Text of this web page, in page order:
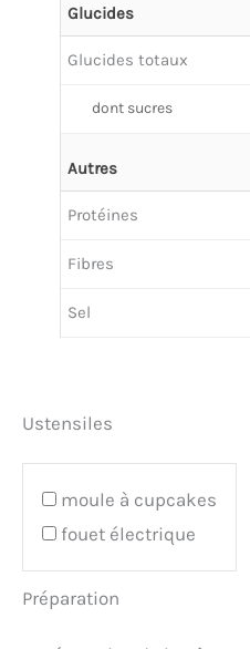
Glucides
Glucides totaux
dont sucres
Autres
Protéines
Fibres
Sel
Ustensiles
moule à cupcakes
fouet électrique
Préparation